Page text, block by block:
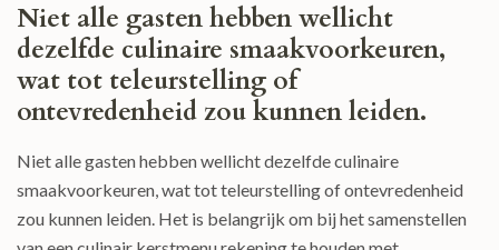
Niet alle gasten hebben wellicht
dezelfde culinaire smaakvoorkeuren,
wat tot teleurstelling of
ontevredenheid zou kunnen leiden.
Niet alle gasten hebben wellicht dezelfde culinaire
smaakvoorkeuren, wat tot teleurstelling of ontevredenheid
zou kunnen leiden. Het is belangrijk om bij het samenstellen